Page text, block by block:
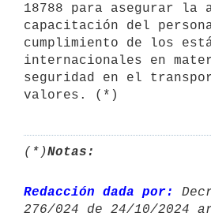
18788 para asegurar la
capacitación del
cumplimiento de los
internacionales en
seguridad en el
valores. (*)
(*)Notas:
Redacción dada por:
276/024 de 24/10/2024